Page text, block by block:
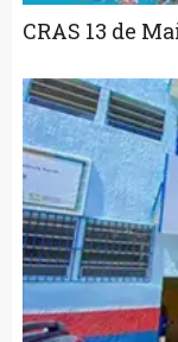
CRAS 13 de